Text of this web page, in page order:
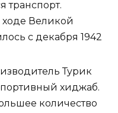
транспорт.
Великой
с декабря 1942
Турик
хиджаб.
количество